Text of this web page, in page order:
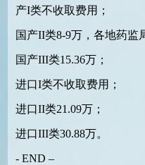
产I类不收取费用；
国产II类8-9万，各地药监
国产III类15.36万；
进口I类不收取费用；
进口II类21.09万；
进口III类30.88万。
- END –